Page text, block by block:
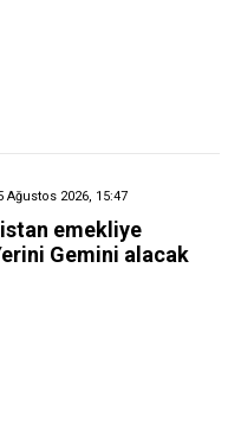
Ağustos 2026, 15:47
emekliye
Gemini alacak